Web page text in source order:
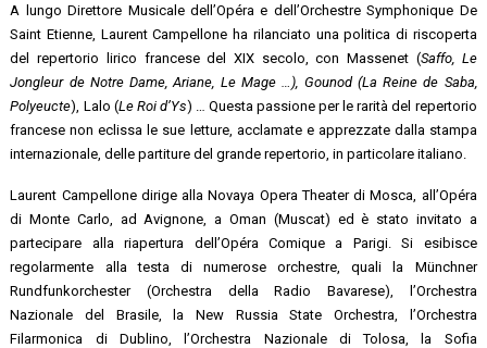
A lungo Direttore Musicale dell’Opéra e dell’Orchestre Symphonique De
Saint Etienne, Laurent Campellone ha rilanciato una politica di riscoperta
del repertorio lirico francese del XIX secolo, con Massenet (Saffo, Le
Jongleur de Notre Dame, Ariane, Le Mage …), Gounod (La Reine de Saba,
Polyeucte), Lalo (Le Roi d’Ys) … Questa passione per le rarità del repertorio
francese non eclissa le sue letture, acclamate e apprezzate dalla stampa
internazionale, delle partiture del grande repertorio, in particolare italiano.
Laurent Campellone dirige alla Novaya Opera Theater di Mosca, all’Opéra
di Monte Carlo, ad Avignone, a Oman (Muscat) ed è stato invitato a
partecipare alla riapertura dell’Opéra Comique a Parigi. Si esibisce
regolarmente alla testa di numerose orchestre, quali la Münchner
Rundfunkorchester (Orchestra della Radio Bavarese), l’Orchestra
Nazionale del Brasile, la New Russia State Orchestra, l’Orchestra
Filarmonica di Dublino, l’Orchestra Nazionale di Tolosa, la Sofia